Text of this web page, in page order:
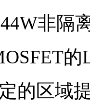
非隔
的区域